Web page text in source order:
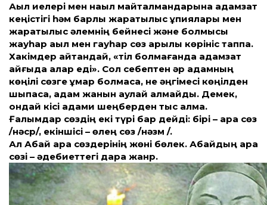
Ақыл иелері мен нақыл майталмандарына адамзат
кеңістігі һәм барлық жаратылыс құпиялары мен
жаратылыс әлемнің бейнесі және болмысы
жауһар ақыл мен гауһар сөз арқылы көрініс таппақ.
Хакімдер айтқандай, «тіл болмағанда адамзат
қайғыда қалар еді». Сол себептен әр адамның
көңілі сөзге құмар болмаса, не әңгімесі көңілден
шықпаса, адам жанын аулай алмайды. Демек,
ондай кісі адами шеңберден тыс қалмақ.
Ғалымдар сөздің екі түрі бар дейді: бірі – қара сөз
/нәср/, екіншісі – өлең сөз /нәзм /.
Ал Абай қара сөздерінің жөні бөлек. Абайдың қара
сөзі – әдебиет­тегі дара жанр.